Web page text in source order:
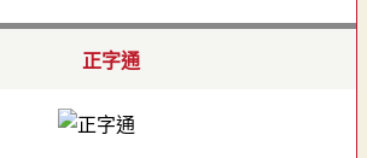
正字通